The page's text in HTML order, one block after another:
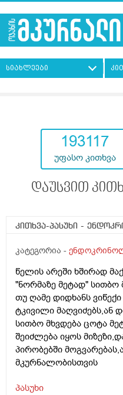
სიახლეები
193117
უფასო კითხვა
დაუსვით
კითხვა-პასუხი -
კატეგორია -
წელის არეში ხშირად
"ნორმაზე მეტად"
თუ ღამე დიდხანს
ტკივილი მაღვიძებს,ან
სითბო მხვდება ცოტა
შეიძლება იყოს
პირობებში
მკურნალობისთვის
პასუხი